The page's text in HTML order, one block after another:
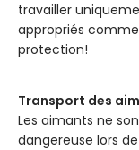
travailler
appropriés
protection!
Transport des
Les aimants ne
dangereuse lors